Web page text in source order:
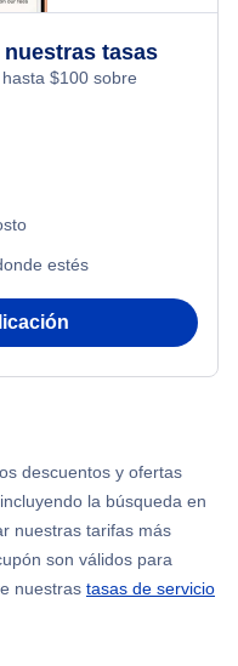
tasas
$100 sobre
estés
descuentos y ofertas
la búsqueda en
nuestras tarifas más
son válidos para
nuestras tasas de servicio